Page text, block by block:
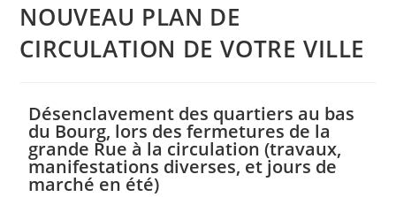
NOUVEAU PLAN DE
CIRCULATION DE VOTRE VILLE
Désenclavement des quartiers au bas
du Bourg, lors des fermetures de la
grande Rue à la circulation (travaux,
manifestations diverses, et jours de
marché en été)